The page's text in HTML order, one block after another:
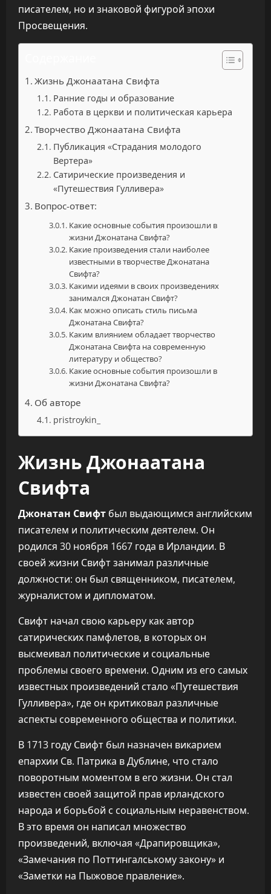
писателем, но и знаковой фигурой эпохи
Просвещения.
Жизнь Джонаатана Свифта
Ранние годы и образование
Работа в церкви и политическая карьера
Творчество Джонаатана Свифта
Публикация «Страдания молодого
Вертера»
Сатирические произведения и
«Путешествия Гулливера»
Вопрос-ответ:
Какие основные события произошли в
жизни Джонатана Свифта?
Какие произведения стали наиболее
известными в творчестве Джонатана
Свифта?
Какими идеями в своих произведениях
занимался Джонатан Свифт?
Как можно описать стиль письма
Джонатана Свифта?
Каким влиянием обладает творчество
Джонатана Свифта на современную
литературу и общество?
Какие основные события произошли в
жизни Джонатана Свифта?
Об авторе
pristroykin_
Жизнь Джонаатана
Свифта
Джонатан Свифт был выдающимся английским
писателем и политическим деятелем. Он
родился 30 ноября 1667 года в Ирландии. В
своей жизни Свифт занимал различные
должности: он был священником, писателем,
журналистом и дипломатом.
Свифт начал свою карьеру как автор
сатирических памфлетов, в которых он
высмеивал политические и социальные
проблемы своего времени. Одним из его самых
известных произведений стало «Путешествия
Гулливера», где он критиковал различные
аспекты современного общества и политики.
В 1713 году Свифт был назначен викарием
епархии Св. Патрика в Дублине, что стало
поворотным моментом в его жизни. Он стал
известен своей защитой прав ирландского
народа и борьбой с социальным неравенством.
В это время он написал множество
произведений, включая «Драпировщика»,
«Замечания по Поттингалському закону» и
«Заметки на Пыжовое правление».